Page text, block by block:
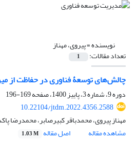
نویسنده =پیروی، مهناز
تعداد مقالات: 1
چالش‌های توسعۀ فناوری در حفاظت از
دوره 9، شماره 3، پاییز 1400، صفحه
169-196
10.22104/jtdm.2022.4356.2588
مهناز پیروی، محمدباقر کبیرصابر، محمدرضا
مشاهده مقاله
اصل مقاله 1.03 M